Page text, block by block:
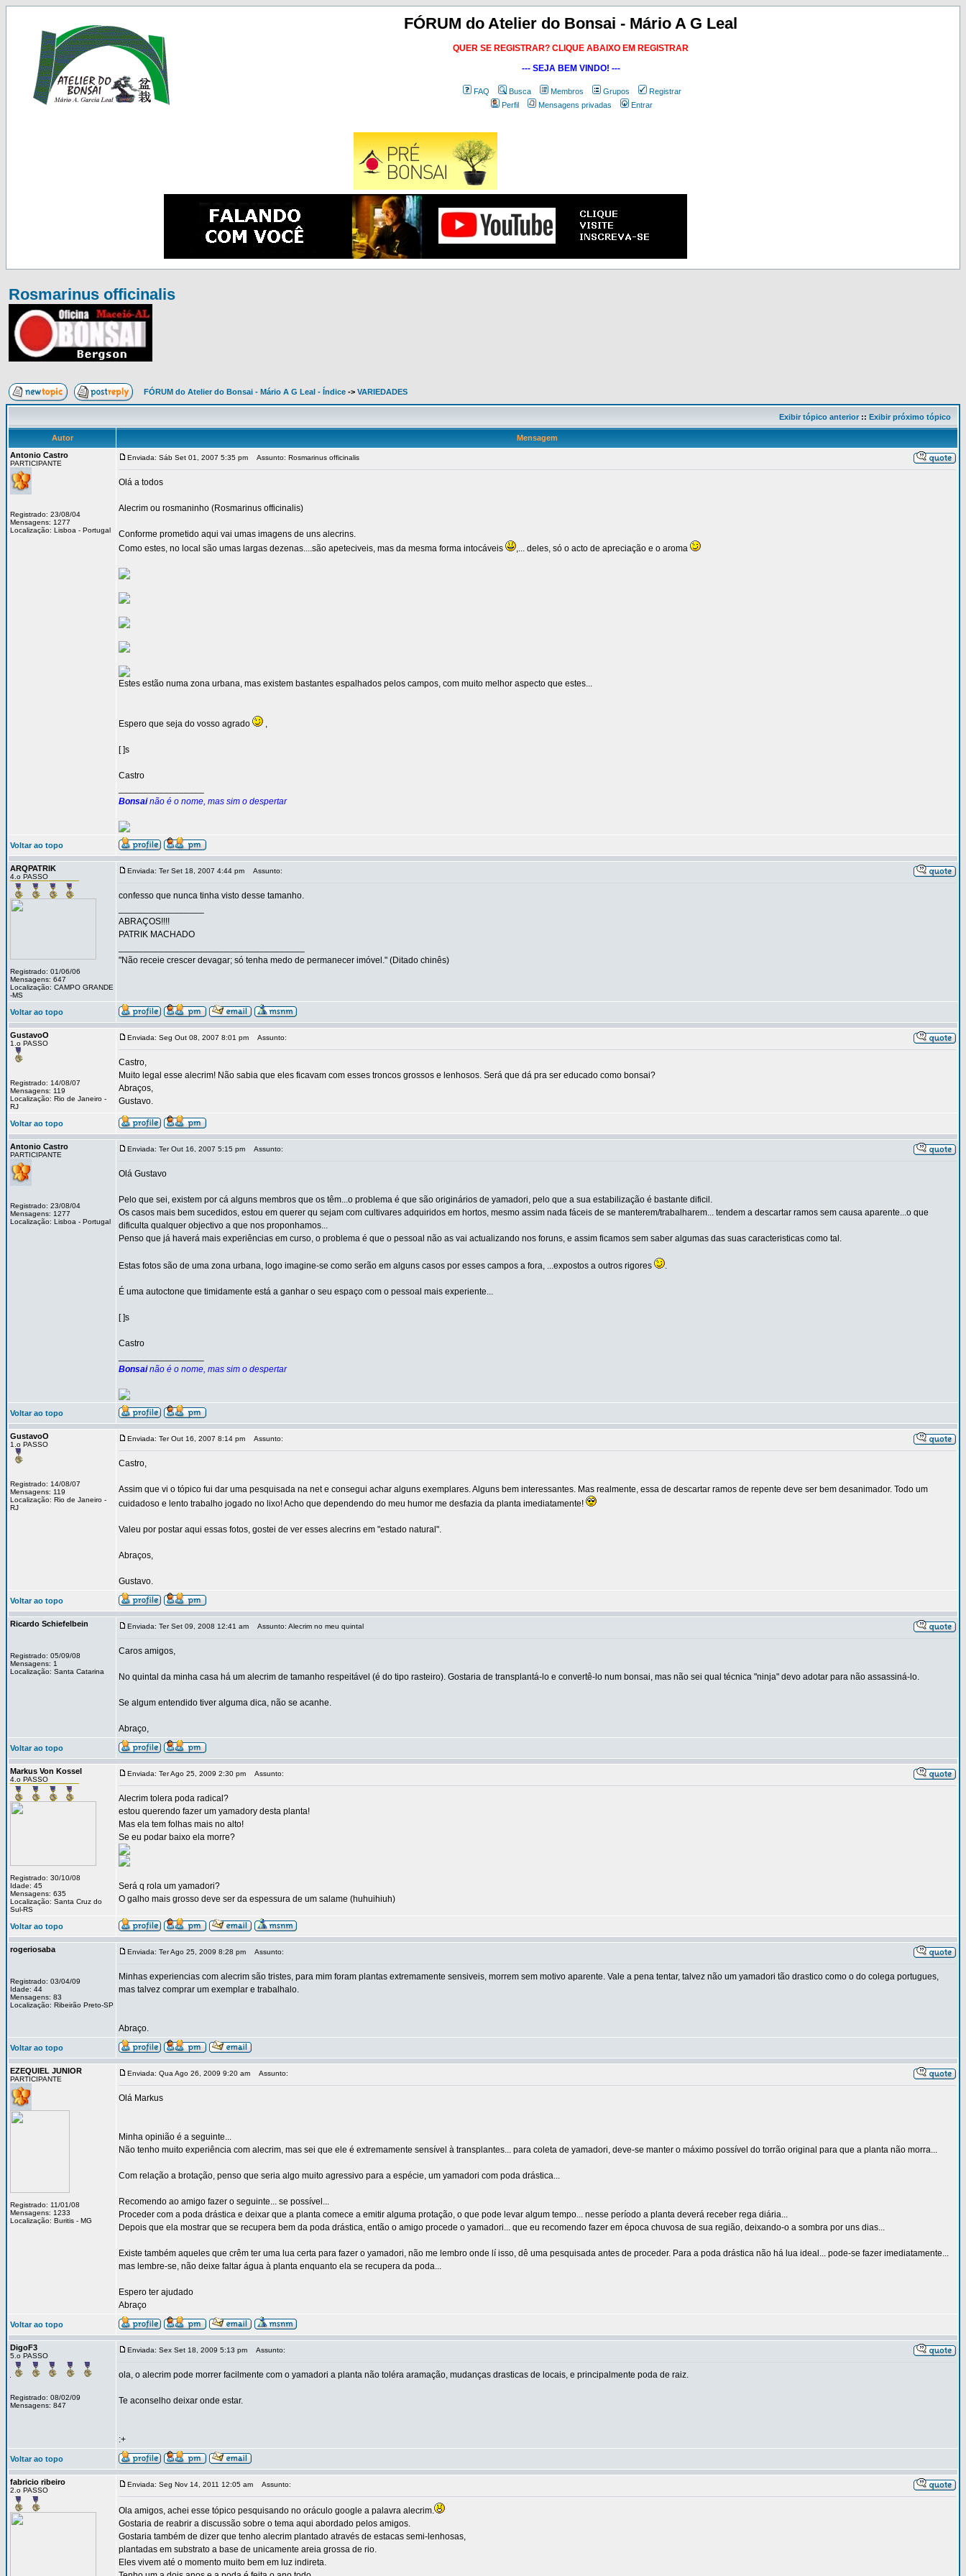
FÓRUM do Atelier do Bonsai - Mário A G Leal
QUER SE REGISTRAR? CLIQUE ABAIXO EM REGISTRAR
--- SEJA BEM VINDO! ---
FAQ Busca Membros Grupos
Registrar
Perfil
Mensagens privadas Entrar
Rosmarinus officinalis
FÓRUM do Atelier do Bonsai - Mário A G Leal - Índice -> VARIEDADES
Exibir tópico anterior:: Exibir próximo tópico
Autor
Mensagem
Antonio Castro
PARTICIPANTE
Registrado: 23/08/04
Mensagens: 1277
Localização: Lisboa - Portugal
Enviada: Sáb Set 01, 2007 5:35 pm Assunto: Rosmarinus officinalis
Olá a todos
Alecrim ou rosmaninho (Rosmarinus officinalis)
Conforme prometido aqui vai umas imagens de uns alecrins.
Como estes, no local são umas largas dezenas....são apeteciveis, mas da mesma forma intocáveis
,... deles, só o acto de apreciação e o aroma
Estes estão numa zona urbana, mas existem bastantes espalhados pelos campos, com muito melhor aspecto que estes...
Espero que seja do vosso agrado ,
[ ]s
Castro
Bonsainão é o nome, mas sim o despertar
Voltar ao topo
ARQPATRIK
4.o PASSO
Registrado: 01/06/06
Mensagens: 647
Localização: CAMPO GRANDE
-MS
Enviada: Ter Set 18, 2007 4:44 pm Assunto:
confesso que nunca tinha visto desse tamanho.
ABRAÇOS!!!!
PATRIK MACHADO
"Não receie crescer devagar; só tenha medo de permanecer imóvel." (Ditado chinês)
Voltar ao topo
GustavoO
1.o PASSO
Registrado: 14/08/07
Mensagens: 119
Localização: Rio de Janeiro -
RJ
Enviada: Seg Out 08, 2007 8:01 pm Assunto:
Castro,
Muito legal esse alecrim! Não sabia que eles ficavam com esses troncos grossos e lenhosos. Será que dá pra ser educado como bonsai?
Abraços,
Gustavo.
Voltar ao topo
Antonio Castro
PARTICIPANTE
Registrado: 23/08/04
Mensagens: 1277
Localização: Lisboa - Portugal
Enviada: Ter Out 16, 2007 5:15 pm Assunto:
Olá Gustavo
Pelo que sei, existem por cá alguns membros que os têm...o problema é que são originários de yamadori, pelo que a sua estabilização é bastante dificil.
Os casos mais bem sucedidos, estou em querer qu sejam com cultivares adquiridos em hortos, mesmo assim nada fáceis de se manterem/trabalharem... tendem a descartar ramos sem causa aparente...o que
dificulta qualquer objectivo a que nos proponhamos...
Penso que já haverá mais experiências em curso, o problema é que o pessoal não as vai actualizando nos foruns, e assim ficamos sem saber algumas das suas caracteristicas como tal.
Estas fotos são de uma zona urbana, logo imagine-se como serão em alguns casos por esses campos a fora, ...expostos a outros rigores .
É uma autoctone que timidamente está a ganhar o seu espaço com o pessoal mais experiente...
[ ]s
Castro
Bonsainão é o nome, mas sim o despertar
Voltar ao topo
GustavoO
1.o PASSO
Registrado: 14/08/07
Mensagens: 119
Localização: Rio de Janeiro -
RJ
Enviada: Ter Out 16, 2007 8:14 pm Assunto:
Castro,
Assim que vi o tópico fui dar uma pesquisada na net e consegui achar alguns exemplares. Alguns bem interessantes. Mas realmente, essa de descartar ramos de repente deve ser bem desanimador. Todo um
cuidadoso e lento trabalho jogado no lixo! Acho que dependendo do meu humor me desfazia da planta imediatamente!
Valeu por postar aqui essas fotos, gostei de ver esses alecrins em "estado natural".
Abraços,
Gustavo.
Voltar ao topo
Ricardo Schiefelbein
Registrado: 05/09/08
Mensagens: 1
Localização: Santa Catarina
Enviada: Ter Set 09, 2008 12:41 am Assunto: Alecrim no meu quintal
Caros amigos,
No quintal da minha casa há um alecrim de tamanho respeitável (é do tipo rasteiro). Gostaria de transplantá-lo e convertê-lo num bonsai, mas não sei qual técnica "ninja" devo adotar para não assassiná-lo.
Se algum entendido tiver alguma dica, não se acanhe.
Abraço,
Voltar ao topo
Markus Von Kossel
4.o PASSO
Registrado: 30/10/08
Idade: 45
Mensagens: 635
Localização: Santa Cruz do
Sul-RS
Enviada: Ter Ago 25, 2009 2:30 pm Assunto:
Alecrim tolera poda radical?
estou querendo fazer um yamadory desta planta!
Mas ela tem folhas mais no alto!
Se eu podar baixo ela morre?
Será q rola um yamadori?
O galho mais grosso deve ser da espessura de um salame (huhuihiuh)
Voltar ao topo
rogeriosaba
Registrado: 03/04/09
Idade: 44
Mensagens: 83
Localização: Ribeirão Preto-SP
Enviada: Ter Ago 25, 2009 8:28 pm Assunto:
Minhas experiencias com alecrim são tristes, para mim foram plantas extremamente sensiveis, morrem sem motivo aparente. Vale a pena tentar, talvez não um yamadori tão drastico como o do colega portugues,
mas talvez comprar um exemplar e trabalhalo.
Abraço.
Voltar ao topo
EZEQUIEL JUNIOR
PARTICIPANTE
Registrado: 11/01/08
Mensagens: 1233
Localização: Buritis - MG
Enviada: Qua Ago 26, 2009 9:20 am Assunto:
Olá Markus
Minha opinião é a seguinte...
Não tenho muito experiência com alecrim, mas sei que ele é extremamente sensível à transplantes... para coleta de yamadori, deve-se manter o máximo possível do torrão original para que a planta não morra...
Com relação a brotação, penso que seria algo muito agressivo para a espécie, um yamadori com poda drástica...
Recomendo ao amigo fazer o seguinte... se possível...
Proceder com a poda drástica e deixar que a planta comece a emitir alguma protação, o que pode levar algum tempo... nesse período a planta deverá receber rega diária...
Depois que ela mostrar que se recupera bem da poda drástica, então o amigo procede o yamadori... que eu recomendo fazer em época chuvosa de sua região, deixando-o a sombra por uns dias...
Existe também aqueles que crêm ter uma lua certa para fazer o yamadori, não me lembro onde lí isso, dê uma pesquisada antes de proceder. Para a poda drástica não há lua ideal... pode-se fazer imediatamente...
mas lembre-se, não deixe faltar água à planta enquanto ela se recupera da poda...
Espero ter ajudado
Abraço
Voltar ao topo
DigoF3
5.o PASSO
Registrado: 08/02/09
Mensagens: 847
Enviada: Sex Set 18, 2009 5:13 pm Assunto:
ola, o alecrim pode morrer facilmente com o yamadori a planta não toléra aramação, mudanças drasticas de locais, e principalmente poda de raiz.
Te aconselho deixar onde estar.
:+
Voltar ao topo
fabricio ribeiro
2.o PASSO
Enviada: Seg Nov 14, 2011 12:05 am Assunto:
Ola amigos, achei esse tópico pesquisando no oráculo google a palavra alecrim.
Gostaria de reabrir a discussão sobre o tema aqui abordado pelos amigos.
Gostaria também de dizer que tenho alecrim plantado através de estacas semi-lenhosas,
plantadas em substrato a base de unicamente areia grossa de rio.
Eles vivem até o momento muito bem em luz indireta.